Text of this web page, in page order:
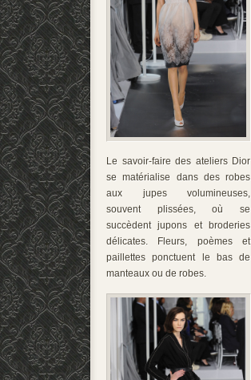
Le savoir-faire des ateliers Dior
se matérialise dans des robes
aux jupes volumineuses,
souvent plissées, où se
succèdent jupons et broderies
délicates. Fleurs, poèmes et
paillettes ponctuent le bas de
manteaux ou de robes.